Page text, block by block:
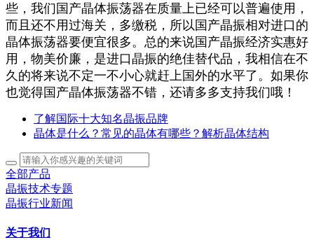
些，我们国产晶体振荡器在质量上已经可以普遍使用，
而且还不用过海关，多缴税，所以国产晶振相对进口的
晶体振荡器要便宜很多。总的来说国产晶振经济实惠好
用，物美价廉，是进口晶振的绝佳替代品，我相信在不
久的将来说不定一不小心就赶上国外的水平了。如果你
也觉得国产晶体振荡器不错，还请多多支持我们哦！
了解国际十大知名晶振品牌
晶体是什么？常见的晶体有哪些？解析晶体结构
全部产品
晶振技术专题
晶振行业新闻
关于我们